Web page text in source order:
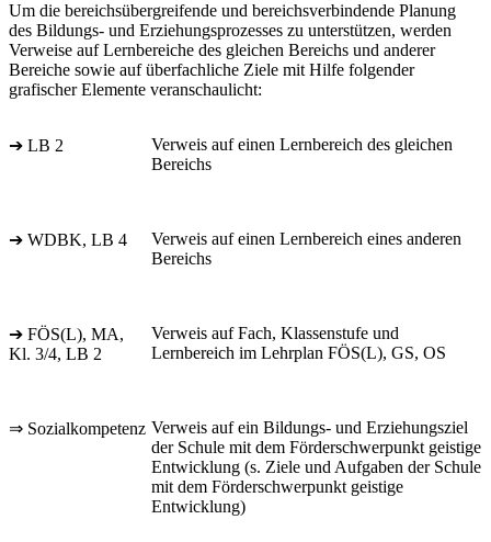
Um die bereichsübergreifende und bereichsverbindende Planung
des Bildungs- und Erziehungsprozesses zu unterstützen, werden
Verweise auf Lernbereiche des gleichen Bereichs und anderer
Bereiche sowie auf überfachliche Ziele mit Hilfe folgender
grafischer Elemente veranschaulicht:
➔ LB 2
Verweis auf einen Lernbereich des gleichen
Bereichs
➔ WDBK, LB 4
Verweis auf einen Lernbereich eines anderen
Bereichs
➔ FÖS(L), MA,
Kl. 3/4, LB 2
Verweis auf Fach, Klassenstufe und
Lernbereich im Lehrplan FÖS(L), GS, OS
⇒ Sozialkompetenz Verweis auf ein Bildungs- und Erziehungsziel
der Schule mit dem Förderschwerpunkt geistige
Entwicklung (s. Ziele und Aufgaben der Schule
mit dem Förderschwerpunkt geistige
Entwicklung)